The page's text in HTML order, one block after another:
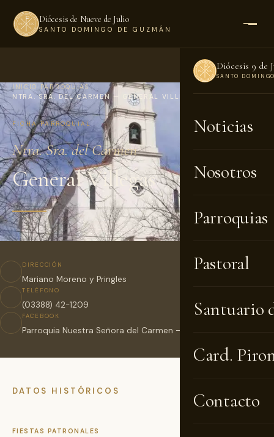
Diócesis de Nueve de Julio
SANTO DOMINGO DE GUZMÁN
Diócesis 9 de
SANTO
Noticias
Nosotros
Parroquias
Pastoral
Santuario
Card.
Contacto
INICIO PARROQUIAS›
NTRA. SRA. DEL CARMEN — GENERAL VILLEGAS
FICHA PARROQUIAL
Ntra. Sra. del Carmen
General Villegas
DIRECCIÓN
Mariano Moreno y Pringles
TELÉFONO
(03388) 42-1209
FACEBOOK
Parroquia Nuestra Señora del Carmen – General Villegas
DATOS HISTÓRICOS
FIESTAS PATRONALES